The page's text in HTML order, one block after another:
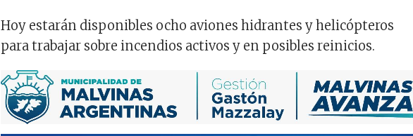
Hoy estarán disponibles ocho aviones hidrantes y helicópteros
para trabajar sobre incendios activos y en posibles reinicios.